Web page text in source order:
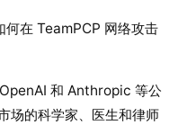
在 TeamPCP 网络攻击
和 Anthropic 等公
场的科学家、医生和律师